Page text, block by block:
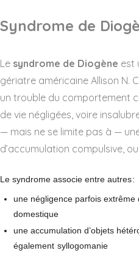
Syndrome de
Le syndrome de Diogène est
gériatre américaine Allison N.
un trouble du comportement
de vie négligées, voire
— mais ne se limite pas à —
d’accumulation compulsive,
Le syndrome associe entre autres:
une négligence parfois extrême
domestique
une accumulation d’objets
également syllogomanie